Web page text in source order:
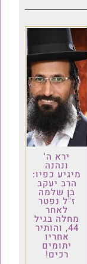
ירא ה'
ונהנה
מיגיע כפיו:
הרב יעקב
בן שלמה
ז"ל נפטר
לאחר
מחלה בגיל
44, והותיר
אחריו
יתומים
רכים!